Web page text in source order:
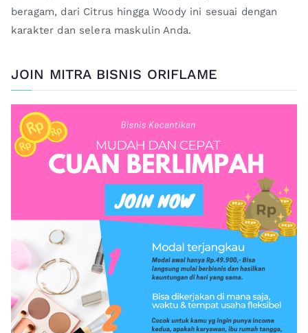
beragam, dari Citrus hingga Woody ini sesuai dengan
karakter dan selera maskulin Anda.
JOIN MITRA BISNIS ORIFLAME